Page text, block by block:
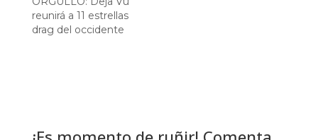
reunirá a 11 estrellas
drag del occidente